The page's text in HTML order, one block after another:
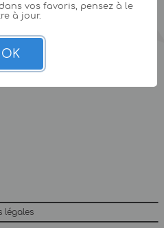
légales
vos favoris, pensez à le
à jour.
OK